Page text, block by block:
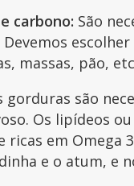
carbono: São
massas, pão,
gorduras são
Os lipídeos
ricas em Omega
e o atum, e